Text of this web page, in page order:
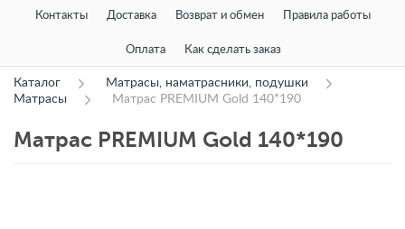
Контакты Доставка Возврат и обмен Правила работы
Оплата Как сделать заказ
Каталог
Матрасы, наматрасники, подушки
Матрасы
Матрас PREMIUM Gold 140*190
Матрас PREMIUM Gold 140*190